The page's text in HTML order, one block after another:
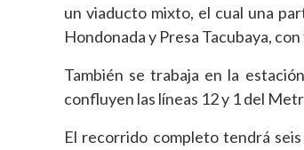
un viaducto mixto, el cual una
Hondonada y Presa Tacubaya,
También se trabaja en la
confluyen las líneas 12 y 1 del
El recorrido completo tendrá